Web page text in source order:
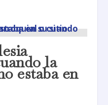
la
estaba en